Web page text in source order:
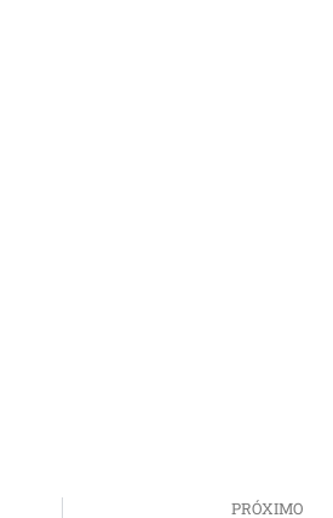
PRÓXIMO